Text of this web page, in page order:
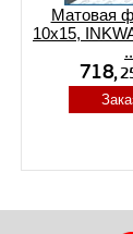
Матовая
10x15,